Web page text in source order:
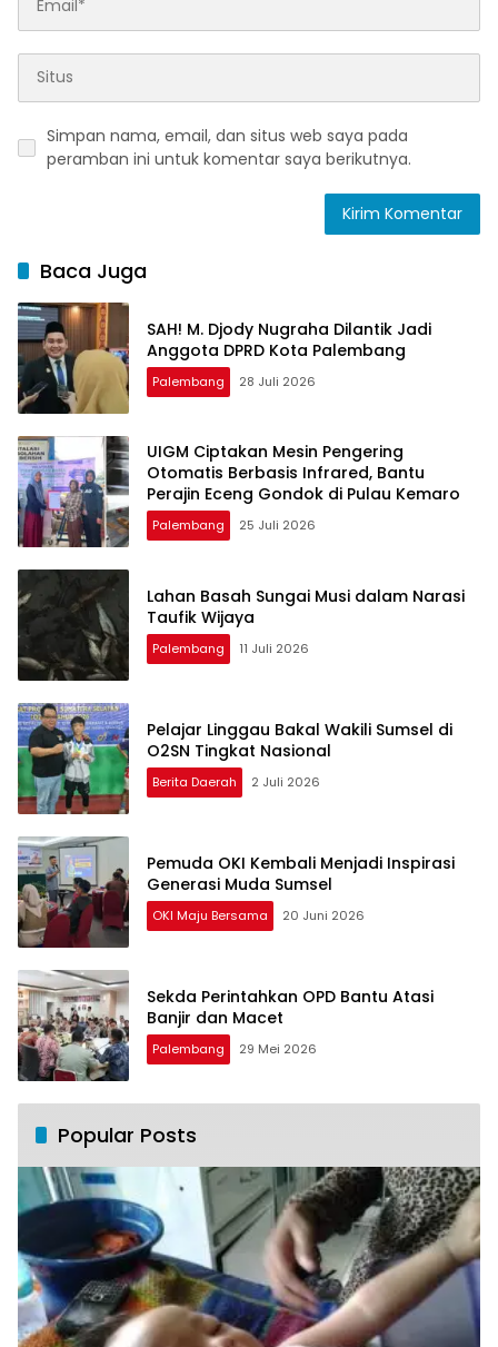
Simpan nama, email, dan situs web saya pada
peramban ini untuk komentar saya berikutnya.
Baca Juga
SAH! M. Djody Nugraha Dilantik Jadi
Anggota DPRD Kota Palembang
Palembang 28 Juli 2026
UIGM Ciptakan Mesin Pengering
Otomatis Berbasis Infrared, Bantu
Perajin Eceng Gondok di Pulau Kemaro
Palembang 25 Juli 2026
Lahan Basah Sungai Musi dalam Narasi
Taufik Wijaya
Palembang 11 Juli 2026
Pelajar Linggau Bakal Wakili Sumsel di
O2SN Tingkat Nasional
Berita Daerah 2 Juli 2026
Pemuda OKI Kembali Menjadi Inspirasi
Generasi Muda Sumsel
OKI Maju Bersama 20 Juni 2026
Sekda Perintahkan OPD Bantu Atasi
Banjir dan Macet
Palembang 29 Mei 2026
Popular Posts